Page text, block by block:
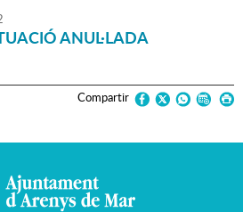
ANUL·LADA
Compartir